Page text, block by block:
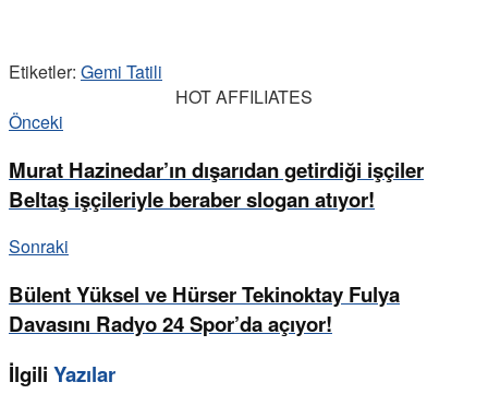
Etiketler: Gemi Tatili
HOT AFFILIATES
Önceki
Murat Hazinedar’ın dışarıdan getirdiği işçiler
Beltaş işçileriyle beraber slogan atıyor!
Sonraki
Bülent Yüksel ve Hürser Tekinoktay Fulya
Davasını Radyo 24 Spor’da açıyor!
İlgili Yazılar